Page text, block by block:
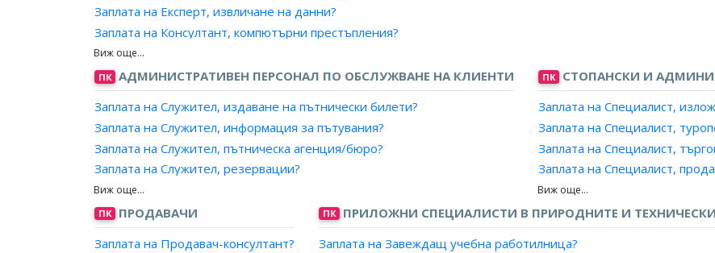
Заплата на Експерт, извличане на данни?
Заплата на Консултант, компютърни престъпления?
Заплата на Консултант, сигурност на данни?
Заплата на Специалист, обработка на данни?
Заплата на Специалист, компютърни престъпления?
Заплата на Специалист, сигурност на данни?
ПК АДМИНИСТРАТИВЕН ПЕРСОНАЛ ПО ОБСЛУЖВАНЕ НА КЛИЕНТИ
Заплата на Служител, издаване на пътнически билети?
Заплата на Служител, информация за пътувания?
Заплата на Служител, пътническа агенция/бюро?
Заплата на Служител, резервации?
Заплата на Служител, гише за регистрация на пътници и багажи?
Заплата на Консултант, пътнически транспорт?
Заплата на Организатор, пътнически транспорт?
ПК СТОПАНСКИ И
Заплата на Специалист,
Заплата на Специалист,
Заплата на Специалист,
Заплата на Специалист,
Заплата на Специалист,
Заплата на Рекламен агент?
Заплата на Аукционер,
ПК ПРОДАВАЧИ
Заплата на Продавач-консултант?
ПК ПРИЛОЖНИ СПЕЦИАЛИСТИ В ПРИРОДНИТЕ И
Заплата на Завеждащ учебна работилница?